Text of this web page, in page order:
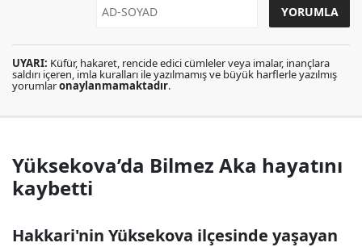
UYARI: Küfür, hakaret, rencide edici cümleler veya imalar, inançlara
saldırı içeren, imla kuralları ile yazılmamış ve büyük harflerle yazılmış
yorumlaronaylanmamaktadır.
Yüksekova’da Bilmez Aka hayatını
kaybetti
Hakkari'nin Yüksekova ilçesinde yaşayan